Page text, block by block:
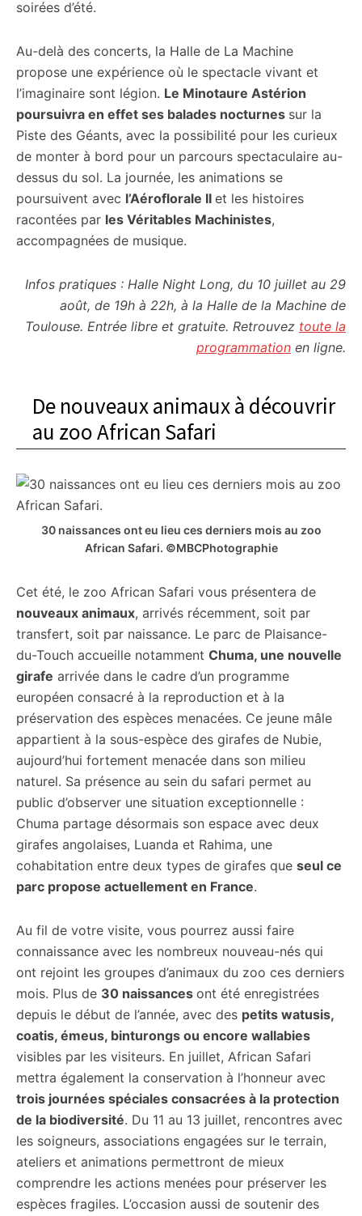
soirées d’été.
Au-delà des concerts, la Halle de La Machine
propose une expérience où le spectacle vivant et
l’imaginaire sont légion. Le Minotaure Astérion
poursuivra en effet ses balades nocturnes sur la
Piste des Géants, avec la possibilité pour les curieux
de monter à bord pour un parcours spectaculaire au-
dessus du sol. La journée, les animations se
poursuivent avec l’Aéroflorale II et les histoires
racontées par les Véritables Machinistes,
accompagnées de musique.
Infos pratiques : Halle Night Long, du 10 juillet au 29
août, de 19h à 22h, à la Halle de la Machine de
Toulouse. Entrée libre et gratuite. Retrouvez toute la
programmation en ligne.
De nouveaux animaux à découvrir
au zoo African Safari
30 naissances ont eu lieu ces derniers mois au zoo
African Safari. ©MBCPhotographie
Cet été, le zoo African Safari vous présentera de
nouveaux animaux, arrivés récemment, soit par
transfert, soit par naissance. Le parc de Plaisance-
du-Touch accueille notamment Chuma, une nouvelle
girafe arrivée dans le cadre d’un programme
européen consacré à la reproduction et à la
préservation des espèces menacées. Ce jeune mâle
appartient à la sous-espèce des girafes de Nubie,
aujourd’hui fortement menacée dans son milieu
naturel. Sa présence au sein du safari permet au
public d’observer une situation exceptionnelle :
Chuma partage désormais son espace avec deux
girafes angolaises, Luanda et Rahima, une
cohabitation entre deux types de girafes que seul ce
parc propose actuellement en France.
Au fil de votre visite, vous pourrez aussi faire
connaissance avec les nombreux nouveau-nés qui
ont rejoint les groupes d’animaux du zoo ces derniers
mois. Plus de 30 naissances ont été enregistrées
depuis le début de l’année, avec des petits watusis,
coatis, émeus, binturongs ou encore wallabies
visibles par les visiteurs. En juillet, African Safari
mettra également la conservation à l’honneur avec
trois journées spéciales consacrées à la protection
de la biodiversité. Du 11 au 13 juillet, rencontres avec
les soigneurs, associations engagées sur le terrain,
ateliers et animations permettront de mieux
comprendre les actions menées pour préserver les
espèces fragiles. L’occasion aussi de soutenir des